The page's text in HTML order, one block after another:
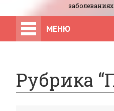
заболеваниях
МЕНЮ
Рубрика